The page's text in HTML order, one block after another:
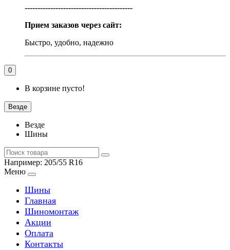
------------------------------------------
Прием заказов через сайт:
Быстро, удобно, надежно
0
В корзине пусто!
Везде
Везде
Шины
Например: 205/55 R16
Меню
Шины
Главная
Шиномонтаж
Акции
Оплата
Контакты